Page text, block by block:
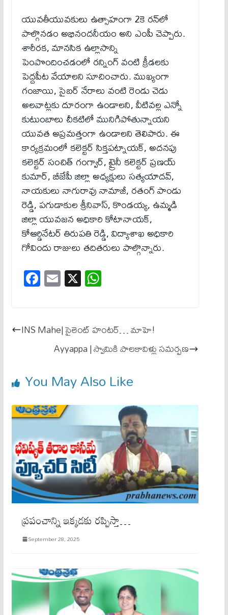
యువతీయువకులు ఉత్సాహంగా 2కె రన్‌లో
పాల్గొనడం అభినందనీయం అని ఎంపీ చెప్పారు.
శారీరక, మానసిక ఉల్లాసాన్ని
పెంపొందించడంలో రన్నింగ్ వంటి క్రీడలకు
పెద్దపీట వేయాలని సూచించారు. ముఖ్యంగా
గంజాయి, సైబర్ నేరాలు వంటి రెండు చెడు
అలవాట్లకు దూరంగా ఉండాలని, వీటివల్ల ఎన్నో
కుటుంబాలు చీకటిలో మునిగిపోతున్నాయని
యువత అప్రమత్తంగా ఉండాలని తెలిపారు. ఈ
కార్యక్రమంలో కలెక్టర్ సిక్తపట్నాయక్, అదనపు
కలెక్టర్ సంచిత్ గంగ్వార్, ట్రైనీ కలెక్టర్ ప్రణయ్
కుమార్, బీజేపీ జిల్లా అధ్యక్షులు సత్యయాదవ్,
నాయకులు నాగురావు నామాజీ, రతంగ్ పాండు
రెడ్డి, పగుడాకుల శ్రీనివాస్, కొండయ్య, ఉమ్మడి
జిల్లా యువజన అధికారి కోటానాయక్,
కోఆర్డినేటర్ తిరుపతి రెడ్డి, విద్యాశాఖ అధికారి
గోవిందు రాజులు తదితరులు పాల్గొన్నారు.
Fa
ce
ok
E
m
X W
ha
A
pp
INS Mahe| సైలెంట్ హంటర్… మాహె!
Ayyappa | స్వామికి పాలకావిళ్లు సమర్పణ
You May Also Like
ప్ర‌పంచాన్ని ఇక్క‌డ‌కు ర‌ప్పిస్తా…
September 28, 2025